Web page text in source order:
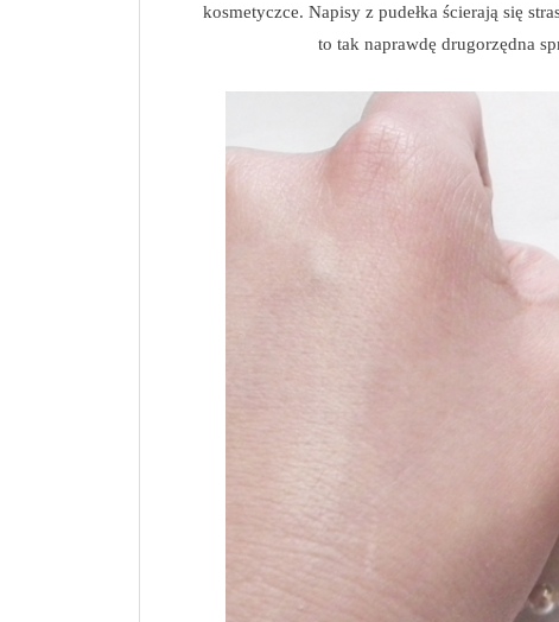
kosmetyczce. Napisy z pudełka ścierają się
to tak naprawdę drugorzędna